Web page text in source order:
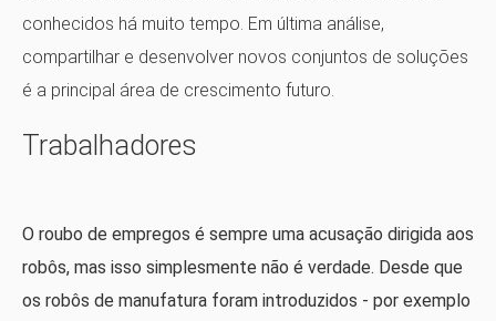
conhecidos há muito tempo. Em última análise,
compartilhar e desenvolver novos conjuntos de soluções
é a principal área de crescimento futuro.
Trabalhadores
O roubo de empregos é sempre uma acusação dirigida aos
robôs, mas isso simplesmente não é verdade. Desde que
os robôs de manufatura foram introduzidos - por exemplo